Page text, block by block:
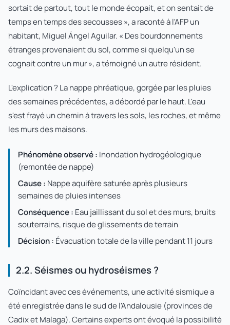
sortait de partout, tout le monde écopait, et on sentait de
temps en temps des secousses », a raconté à l'AFP un
habitant, Miguel Ángel Aguilar. « Des bourdonnements
étranges provenaient du sol, comme si quelqu'un se
cognait contre un mur », a témoigné un autre résident.
L'explication ? La nappe phréatique, gorgée par les pluies
des semaines précédentes, a débordé par le haut. L'eau
s'est frayé un chemin à travers les sols, les roches, et même
les murs des maisons.
Phénomène observé : Inondation hydrogéologique
(remontée de nappe)
Cause : Nappe aquifère saturée après plusieurs
semaines de pluies intenses
Conséquence : Eau jaillissant du sol et des murs, bruits
souterrains, risque de glissements de terrain
Décision : Évacuation totale de la ville pendant 11 jours
2.2. Séismes ou hydroséismes ?
Coïncidant avec ces événements, une activité sismique a
été enregistrée dans le sud de l'Andalousie (provinces de
Cadix et Malaga). Certains experts ont évoqué la possibilité